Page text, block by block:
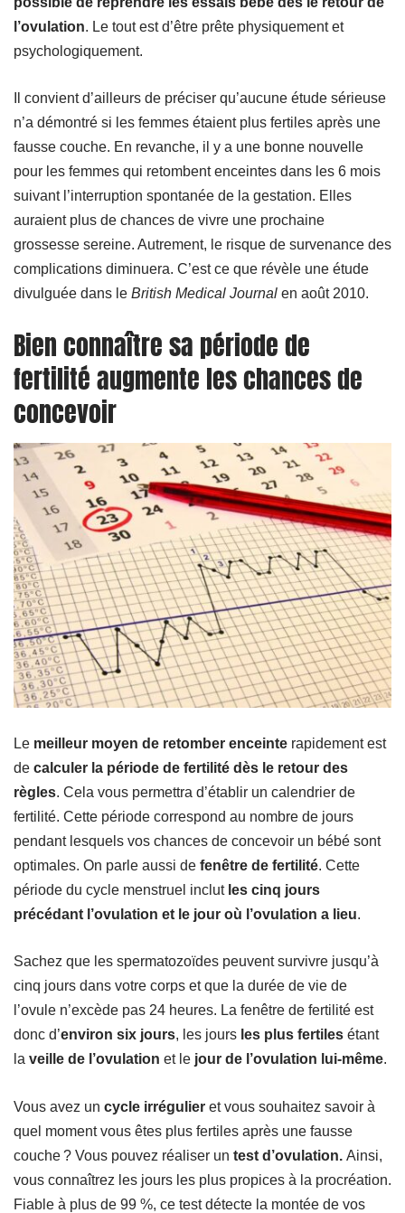
l’ovulation . Le tout est d’être prête physiquement et
psychologiquement.
Il convient d’ailleurs de préciser qu’aucune étude sérieuse
n’a démontré si les femmes étaient plus fertiles après une
fausse couche. En revanche, il y a une bonne nouvelle
pour les femmes qui retombent enceintes dans les 6 mois
suivant l’interruption spontanée de la gestation. Elles
auraient plus de chances de vivre une prochaine
grossesse sereine. Autrement, le risque de survenance des
complications diminuera. C’est ce que révèle une étude
divulguée dans le British Medical Journal en août 2010.
Bien connaître sa période de
fertilité augmente les chances de
concevoir
Le meilleur moyen de retomber enceinte rapidement est
de calculer la période de fertilité dès le retour des
règles. Cela vous permettra d’établir un calendrier de
fertilité. Cette période correspond au nombre de jours
pendant lesquels vos chances de concevoir un bébé sont
optimales. On parle aussi de fenêtre de fertilité. Cette
période du cycle menstruel inclut les cinq jours
précédant l’ovulation et le jour où l’ovulation a lieu.
Sachez que les spermatozoïdes peuvent survivre jusqu’à
cinq jours dans votre corps et que la durée de vie de
l’ovule n’excède pas 24 heures. La fenêtre de fertilité est
donc d’environ six jours, les jours les plus fertiles étant
la veille de l’ovulation et le jour de l’ovulation lui-même.
Vous avez un cycle irrégulier et vous souhaitez savoir à
quel moment vous êtes plus fertiles après une fausse
couche ? Vous pouvez réaliser un test d’ovulation. Ainsi,
vous connaîtrez les jours les plus propices à la procréation.
Fiable à plus de 99 %, ce test détecte la montée de vos